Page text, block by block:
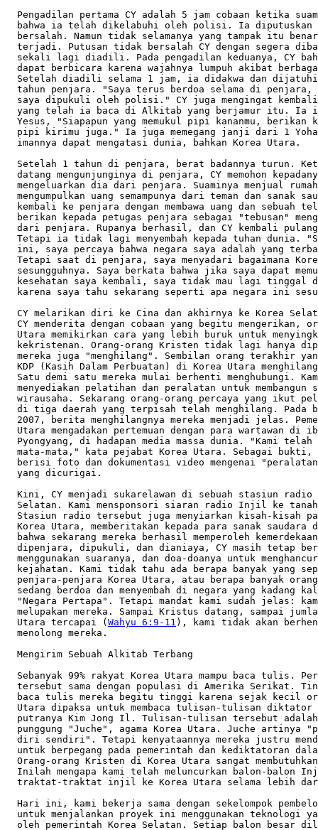
Pengadilan pertama CY adalah 5 jam cobaan ketika
bahwa ia telah dikelabuhi oleh polisi. Ia
bersalah. Namun tidak selamanya yang tampak itu
terjadi. Putusan tidak bersalah CY dengan segera
sekali lagi diadili. Pada pengadilan keduanya,
dapat berbicara karena wajahnya lumpuh akibat
Setelah diadili selama 1 jam, ia didakwa dan
tahun penjara. "Saya terus berdoa selama di
saya dipukuli oleh polisi." CY juga mengingat
yang telah ia baca di Alkitab yang berjamur itu. Ia
Yesus, "Siapapun yang memukul pipi kananmu,
pipi kirimu juga." Ia juga memegang janji dari
  imannya dapat mengatasi dunia, bahkan Korea Utara.
Setelah 1 tahun di penjara, berat badannya turun.
datang mengunjunginya di penjara, CY memohon
mengeluarkan dia dari penjara. Suaminya menjual
mengumpulkan uang semampunya dari teman dan
kembali ke penjara dengan membawa uang dan sebuah
berikan kepada petugas penjara sebagai "tebusan"
dari penjara. Rupanya berhasil, dan CY kembali
Tetapi ia tidak lagi menyembah kepada tuhan dunia.
ini, saya percaya bahwa negara saya adalah yang
Tetapi saat di penjara, saya menyadari bagaimana
sesungguhnya. Saya berkata bahwa jika saya dapat
kesehatan saya kembali, saya tidak mau lagi
karena saya tahu sekarang seperti apa negara ini
CY melarikan diri ke Cina dan akhirnya ke Korea
CY menderita dengan cobaan yang begitu mengerikan,
Utara memikirkan cara yang lebih buruk untuk
kekristenan. Orang-orang Kristen tidak lagi hanya
mereka juga "menghilang". Sembilan orang terakhir
KDP (Kasih Dalam Perbuatan) di Korea Utara
Satu demi satu mereka mulai berhenti menghubungi.
menyediakan pelatihan dan peralatan untuk
wirausaha. Sekarang orang-orang percaya yang ikut
di tiga daerah yang terpisah telah menghilang. Pada
2007, berita menghilangnya mereka menjadi jelas.
Utara mengadakan pertemuan dengan para wartawan di
Pyongyang, di hadapan media massa dunia. "Kami
mata-mata," kata pejabat Korea Utara. Sebagai
berisi foto dan dokumentasi video mengenai
  yang dicurigai.
Kini, CY menjadi sukarelawan di sebuah stasiun radio
Selatan. Kami mensponsori siaran radio Injil ke
Stasiun radio tersebut juga menyiarkan kisah-
Korea Utara, memberitakan kepada para sanak
bahwa sekarang mereka berhasil memperoleh
dipenjara, dipukuli, dan dianiaya, CY masih
menggunakan suaranya, dan doa-doanya untuk
kejahatan. Kami tidak tahu ada berapa banyak
penjara-penjara Korea Utara, atau berapa banyak
sedang berdoa dan menyembah di negara yang
"Negara Pertapa". Tetapi mandat kami sudah jelas:
melupakan mereka. Sampai Kristus datang, sampai
  Utara tercapai (
Wahyu 6:9-11 ), kami tidak akan berhenti melayani    
  menolong mereka.       

  Mengirim Sebuah Alkitab Terbang 

  Sebanyak 99% rakyat Korea Utara mampu baca tulis. Persentase
  tersebut sama dengan populasi di Amerika Serikat. Tingkat kemampuan 
  baca tulis mereka begitu tinggi karena sejak kecil orang-orang Korea
  Utara dipaksa untuk membaca tulisan-tulisan diktator Kim Il Sung dan
  putranya Kim Jong Il. Tulisan-tulisan tersebut adalah tulang
  punggung "Juche", agama Korea Utara. Juche artinya "percaya pada    
  diri sendiri". Tetapi kenyataannya mereka justru mendorong rakyat   
  untuk berpegang pada pemerintah dan kediktatoran dalam segala hal.  
  Orang-orang Kristen di Korea Utara sangat membutuhkan firman Tuhan. 
  Inilah mengapa kami telah meluncurkan balon-balon Injil dan 
  traktat-traktat injil ke Korea Utara selama lebih dari 20 tahun.    

  Hari ini, kami bekerja sama dengan sekelompok pembelot Korea Utara  
  untuk menjalankan proyek ini menggunakan teknologi yang dikembangkan
  oleh pemerintah Korea Selatan. Setiap balon besar diluncurkan       
  termasuk sepuluh ribu traktat Injil, dicetak di atas plastik putih  
  tahan air. Traktat di balon berasal dari Kitab Markus yang ditulis  
  dalam bahasa Korea. Kami juga membagikan buku kecil "Bagaimana      
  Mengenal Tuhan" dalam bahasa Korea. Sebagai tambahan traktat Injil  
  ini, kami juga menyediakan ribuan Alkitab yang telah dicetak dalam  
  bahasa Korea Utara untuk orang-orang Korea Utara yang sudah 
  menantikannya. Gereja di Korea Utara sedang bertumbuh. Tuhan yang   
  bekerja dan kami hanya memainkan peranan kecil dari apa yang sedang 
  Dia kerjakan di sana.  

  Orang Kristen Korea Utara yang Tak Kenal Menyerah  

  Orang-orang Korea Utara sedang kelaparan tubuh dan jiwanya. Sebagian
  besar penduduk negara yang memunyai populasi sekitar 23 juta jiwa   
  ini kekurangan gizi. "Kami dianggap diberkati jika kami dapat makan 
  sekali sehari," kata seorang percaya Korea Utara. "Kami tahu ada    
  keluarga-keluarga yang berhasil hidup hanya dengan memakan sup      
  kentang busuk dan makanan kecil lainnya." Ada banyak orang di Korea 
  Utara yang begitu keras kepala sehingga mereka lebih memilih
  kelaparan bersama anak-anak mereka sebelum meminta bantuan kepada   
  pemerintah. "Saya malu untuk mengakui," tulis seorang Kristen Korea 
  Utara, "bahwa sebelum menjadi pengikut Kristus, saya adalah salah   
  satu dari banyak orang tua yang membiarkan anaknya meninggal mati   
  kelaparan demi menyelamatkan diri sendiri. Setelah kedua putra saya 
  meninggal, saya menjalani hidup tanpa tujuan. Lalu akhirnya Yesus   
  menemukan saya."       

  Kami telah melangkah untuk membebaskan orang-orang Korea Utara dari 
  kejahatan jasmani dan spiritual yang disebarkan oleh pemerintah     
  mereka. Pada tahun 1970-an, pemerintah Korea Utara mensponsori      
  penerjemahan Alkitab ke dalam bahasa Korea sebagai bukti untuk      
  menunjukkan "kebebasan beragama". Hasil terjemahan itu dianggap     
  sebagai yang paling akurat. Meskipun demikian, hanya tiga ratus     
  Alkitab saja yang dicetak. Kami mendapatkan satu Alkitab dan
  sekarang kami mencetak ulang Alkitab tersebut untuk dibagikan kepada
  orang-orang percaya Korea Utara. Mengabarkan Injil bukan perkara    
  mudah di Korea Utara. Kepemilikan atas sebuah Alkitab sama dengan   
  hukuman mati. Dan sampai tiga generasi, keluarga Anda akan  
  dipenjara. Oleh karena itu, banyak orang Kristen Korea Utara
  menyalin isi Alkitab dengan tulisan tangan dan menyembunyikannya di 
  dinding-dinding rumah mereka atau menguburnya di halaman belakang   
  agar tidak ditemukan.  

  Kami juga mendukung program Kristen 0,5 jam setiap hari yang
  disiarkan ke Korea Utara melalui radio. Selama 10 menit, orang-orang
  mendengar drama kisah Yesus, yang diambil dari "Ia Hidup di Antara  
  Kita". Selama 10 menit kemudian, dibacakan kisah dari buku  
  "Berkorban demi Kristus". Dan 10 menit yang terakhir dihabiskan     
  untuk membacakan firman Tuhan, cukup perlahan-lahan untuk   
  mengizinkan para pendengar mencatat ayat-ayat yang dibawakan.       
  Siaran-siaran ini juga direkam dan diformat ke dalam MP3 player yang
  dibagikan bersamaan pada saat bantuan makanan diberikan. "Pemberian 
  makanan Anda telah menguatkan kami," kata seorang pengajar di       
  kelompok gereja bawah tanah, "dan saya akan menggunakan kekuatan itu
  untuk mengabarkan Kristus. Tanpa Kristus, hidup tidak berarti.      
  Inilah mengapa kami terus membahayakan hidup kami untuk mengabarkan 
  nama-Nya."

  Diambil dan disunting seperlunya dari: 
  Nama buletin: KDP (Kasih Dalam Perbuatan), Edisi Januari -- Februari
2009     
  Penulis: Tidak dicantumkan      
  Penerbit: Yayasan Kasih Dalam Perbuatan (KDP), Surabaya 2009
  Halaman: 3 -- 8

______________________________________________________________________
DOA BAGI MISI DUNIA      

S R I  L A N K A 
  Konflik berkepanjangan yang terjadi di Sri Lanka telah membuat 300  
  ribu orang Tamil mengungsi. Sebanyak 90 ribu dari jumlah tersebut   
  adalah anak-anak, wanita hamil, para lansia, dan banyak orang       
  lainnya yang menderita luka-luka dan trauma, yang tinggal di kamp   
  pengungsian penuh sesak di daerah utara dan sangat membutuhkan      
  makanan, bantuan kesehatan, dan kebutuhan pokok lain. Meski menjadi 
  kaum minoritas, komunitas Kristen dengan penuh pengorbanan memberi  
  demi memenuhi kebutuhan tersebut. Meski demikian, mereka juga       
  mengharapkan bantuan internasional. Tim relawan mengatakan bahwa    
  kamp tersebut bisa menjadi sumber penyakit. Ancaman terjangan hujan 
  muson dan tidak cukupnya sanitasi membuat puluhan ribu orang
  berrisiko terkena penyakit. Tidak jelas kapan pemerintah akan       
  mengizinkan mereka kembali ke rumah masing-masing. (t/Dian) 
  Diterjemahkan dari:    
  Nama buletin: Body Life, Edisi Juli 2009, Volume 27, No. 7  
  Nama kolom: World Christian Report
  Judul asli artikel: Sri Lanka: Suffering Not Over  
  Penerbit: 120 Fellowship adult class at Lake Avenue Church, Pasadena